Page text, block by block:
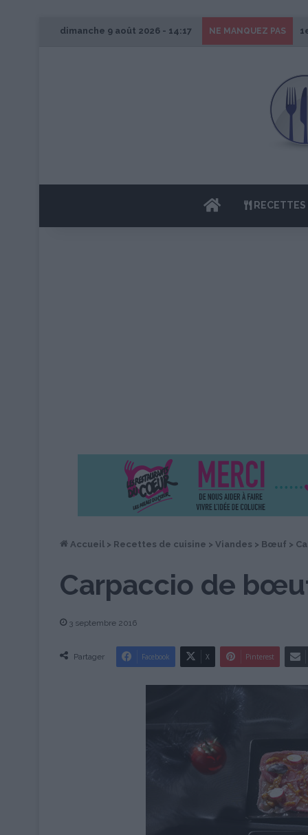
dimanche 9 août 2026 - 14:17 NE MANQUEZ PAS
ACCUEIL
Accueil > Recettes de cuisine > Viandes > Bœuf >
Carpaccio de
3 septembre 2016
Partager Facebook X Pinterest